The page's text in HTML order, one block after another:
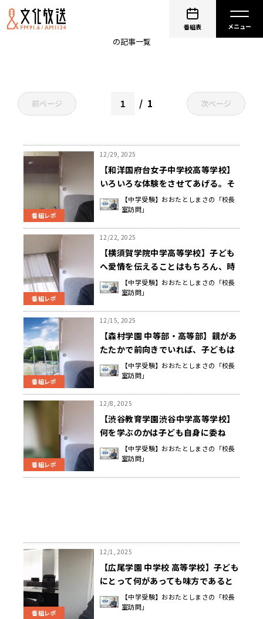
番組表
おおたとしまさの「校長室訪問」
の記事一覧
前ページ 1 次ページ
番組レポ
12/29, 2025
【和洋国府台女子中学校高等学校】
いろいろな体験をさせてあげる。そ
して子どもの話は“最後まで”聞くこ
とが心の安定につながる 宮﨑 康 校
【中学受験】おおたとしまさの「校長
室訪問」
番組レポ
12/22, 2025
【横須賀学院中学高等学校】子ども
へ愛情を伝えることはもちろん、時
には子どものことを思って厳しくす
ることも大切 天野 海走 校長先生
【中学受験】おおたとしまさの「校長
室訪問」
番組レポ
12/15, 2025
【森村学園 中等部・高等部】親があ
たたかで前向きでいれば、子どもは
とても安心して主体的に努力するエ
ネルギーが湧いてくる 岡 真由美 校
【中学受験】おおたとしまさの「校長
室訪問」
番組レポ
12/8, 2025
【渋谷教育学園渋谷中学高等学校】
何を学ぶのかは子ども自身に委ね
る 親もあせらず、本人のペースで
時間をかける大切さを自解する 高
【中学受験】おおたとしまさの「校長
室訪問」
番組レポ
12/1, 2025
【広尾学園 中学校 高等学校】子ども
にとって何があっても味方であると
いう安心感・信頼感のある家庭であ
れば、思い切って挑戦していける
【中学受験】おおたとしまさの「校長
室訪問」